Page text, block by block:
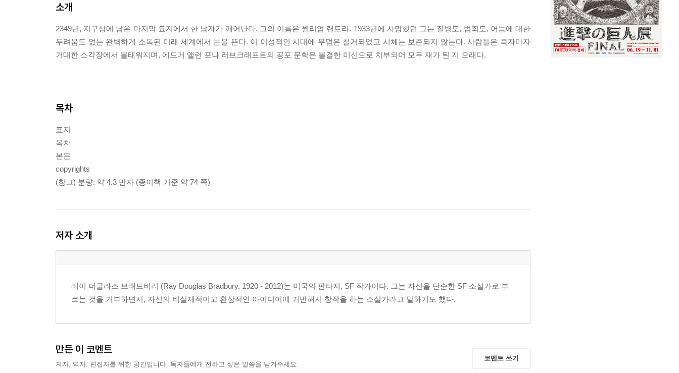
소개
2349년, 지구상에 남은 마지막 묘지에서 한 남자가 깨어난다. 그의 이름은 윌리엄 랜트리. 1933년에 사망했던 그는 질병도, 범죄도, 어둠에 대한
두려움도 없는 완벽하게 소독된 미래 세계에서 눈을 뜬다. 이 이성적인 시대에 무덤은 철거되었고 시체는 보존되지 않는다. 사람들은 죽자마자
거대한 소각장에서 불태워지며, 에드거 앨런 포나 러브크래프트의 공포 문학은 불결한 미신으로 치부되어 모두 재가 된 지 오래다.
목차
표지
목차
본문
copyrights
(참고) 분량: 약 4.3 만자 (종이책 기준 약 74 쪽)
저자 소개
레이 더글라스 브래드버리 (Ray Douglas Bradbury, 1920 - 2012)는 미국의 판타지, SF 작가이다. 그는 자신을 단순한 SF 소설가로 부
르는 것을 거부하면서, 자신의 비실제적이고 환상적인 아이디어에 기반해서 창작을 하는 소설가라고 말하기도 했다.
만든 이 코멘트
저자, 역자, 편집자를 위한 공간입니다. 독자들에게 전하고 싶은 말씀을 남겨주세요.
코멘트 쓰기